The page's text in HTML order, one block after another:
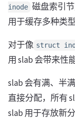
inode 磁盘索引
用于缓存多种类型
对于像 struct
用 slab 会带来性
slab 会有满、半
直接分配，所有
slab 用于存放新